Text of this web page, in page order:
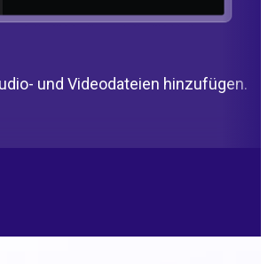
und Videodateien hinzufügen.